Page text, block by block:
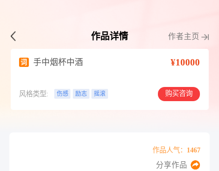
作品详情 作者主页
词 手中烟杯中酒 ¥10000
风格类型: 伤感 励志 摇滚 购买咨询
作品人气：1467
分享作品